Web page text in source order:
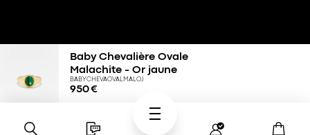
Baby Chevalière Ovale
Malachite - Or jaune
BABYCHEVAOVALMALOJ
950€